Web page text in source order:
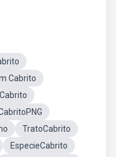
Cabrito
TratoCabrito
EspecieCabrito